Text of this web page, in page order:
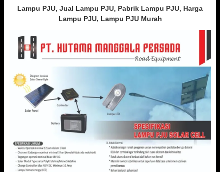
Lampu PJU, Jual Lampu PJU, Pabrik Lampu PJU, Harga
Lampu PJU, Lampu PJU Murah